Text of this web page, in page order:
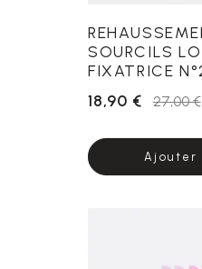
SOURCILS
FIXATRICE
18,90 €
27,00 €
Ajouter